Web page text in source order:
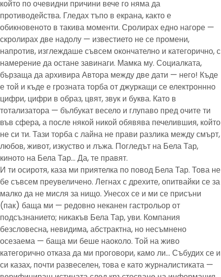
който по очевидни причини вече го няма да
противодейства. Гледах тъпо в екрана, както е
обикновеното в такива моменти. Сролирах едно нагоре —
скролирах две надолу — известието не се промени,
напротив, изглеждаше съвсем окончателно и категорично, с
намерение да остане завинаги. Мамка му. Социалката,
бързаща да архивира Автора между две дати — него! Къде
е той и къде е грозната торба от джуркащи се електроннно
цифри, цифри в образ, цвят, звук и буква. Като в
тотализатора — бълбукат весело и глупаво пред очите ти
във сфера, а после някой никой обявява печелившия, който
не си ти. Тази торба с лайна не прави разлика между смърт,
любов, живот, изкуство и лъжа. Погледът на Бела Тар,
киното на Бела Тар… Да, те правят.
И ти осиротя, каза ми приятелка по повод Бела Тар. Това не
бе съвсем преувеличено. Легнах с дрехите, опитвайки се за
малко да не мисля за нищо. Унесох се и ми се присъни
(пак) баща ми — редовно неканен гастрольор от
подсъзнанието; никакъв Бела Тар, уви. Компания
безсловесна, невидима, абстрактна, но несъмнено
осезаема — баща ми беше наоколо. Той на живо
категорично отказа да ми проговори, камо ли… Събудих се и
си казах, почти развеселен, това е като журналистиката —